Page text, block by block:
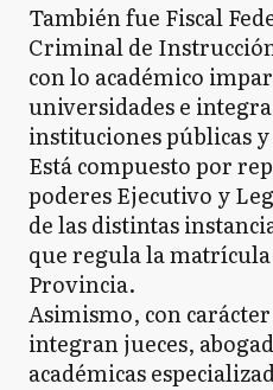
También fue Fiscal
Criminal de
con lo académico
universidades e
instituciones públicas
Está compuesto por
poderes Ejecutivo y
de las distintas
que regula la matrícula
Provincia.
Asimismo, con
integran jueces,
académicas